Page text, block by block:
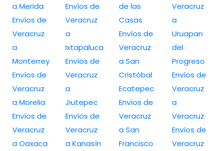
a Merida
Envíos de
Veracruz
a
Monterrey
Envíos de
Veracruz
a Morelia
Envíos de
Veracruz
a Oaxaca
Envíos de
Veracruz
a
Ixtapaluca
Envíos de
Veracruz
a
Jiutepec
Envíos de
Veracruz
a Kanasín
de las
Casas
Envíos de
Veracruz
a San
Cristóbal
Ecatepec
Envíos de
Veracruz
a San
Francisco
Veracruz
a
Uruapan
del
Progreso
Envíos de
Veracruz
a
Veracruz
Envíos de
Veracruz